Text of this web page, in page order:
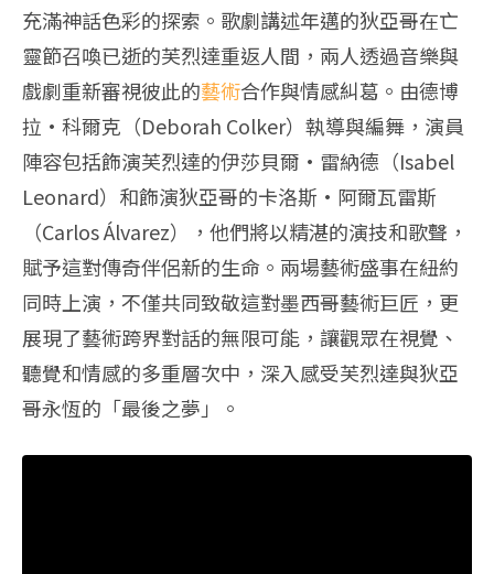
充滿神話色彩的探索。歌劇講述年邁的狄亞哥在亡
靈節召喚已逝的芙烈達重返人間，兩人透過音樂與
戲劇重新審視彼此的藝術合作與情感糾葛。由德博
拉·科爾克（Deborah Colker）執導與編舞，演員
陣容包括飾演芙烈達的伊莎貝爾·雷納德（Isabel
Leonard）和飾演狄亞哥的卡洛斯·阿爾瓦雷斯
（Carlos Álvarez），他們將以精湛的演技和歌聲，
賦予這對傳奇伴侶新的生命。兩場藝術盛事在紐約
同時上演，不僅共同致敬這對墨西哥藝術巨匠，更
展現了藝術跨界對話的無限可能，讓觀眾在視覺、
聽覺和情感的多重層次中，深入感受芙烈達與狄亞
哥永恆的「最後之夢」。